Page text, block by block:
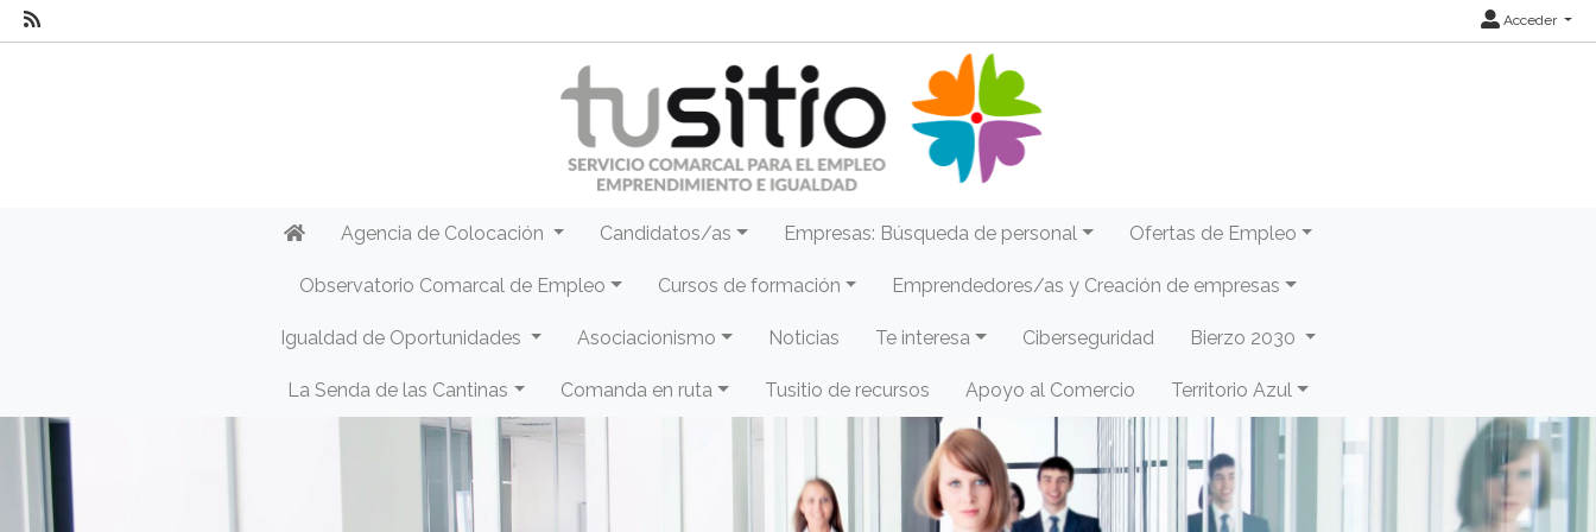
Acceder
Agencia de Colocación Candidatos/as Empresas: Búsqueda de personal Ofertas de Empleo
Observatorio Comarcal de Empleo Cursos de formación Emprendedores/as y Creación de empresas
Igualdad de Oportunidades Asociacionismo Noticias Te interesa Ciberseguridad Bierzo 2030
La Senda de las Cantinas Comanda en ruta Tusitio de recursos Apoyo al Comercio Territorio Azul